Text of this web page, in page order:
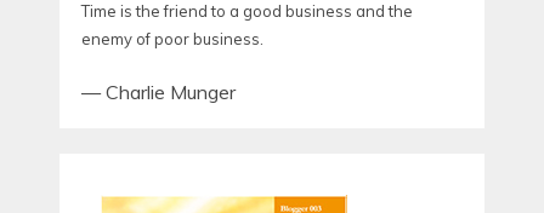
Time is the friend to a good business and the
enemy of poor business.
—Charlie Munger